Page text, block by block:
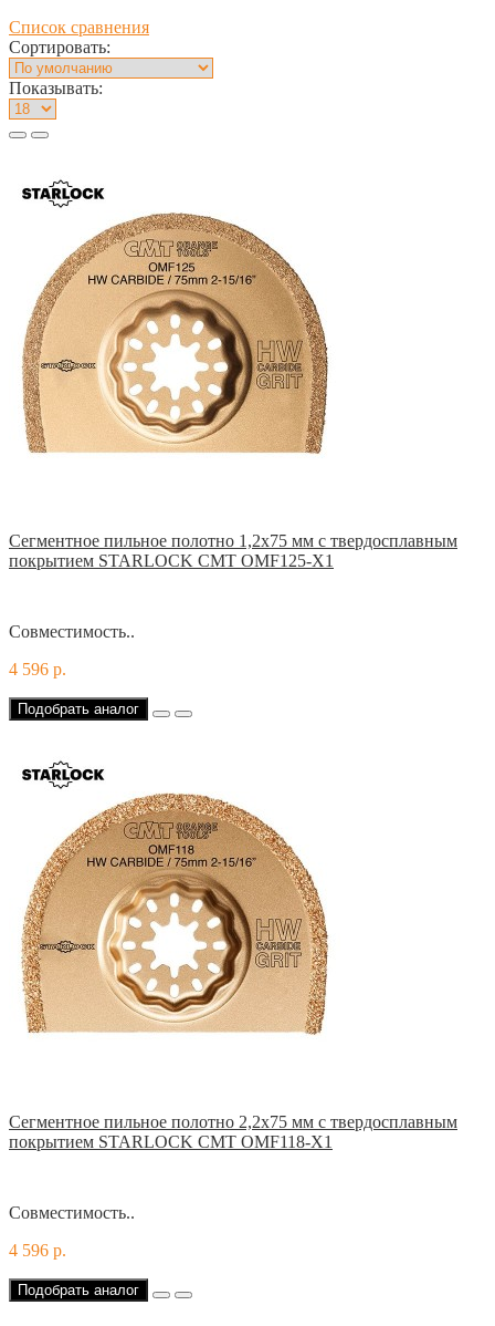
Список сравнения
Сортировать:
Показывать:
Сегментное пильное полотно 1,2х75 мм с твердосплавным
покрытием STARLOCK CMT OMF125-X1
Совместимость..
4 596 р.
Подобрать аналог
Сегментное пильное полотно 2,2х75 мм с твердосплавным
покрытием STARLOCK CMT OMF118-X1
Совместимость..
4 596 р.
Подобрать аналог